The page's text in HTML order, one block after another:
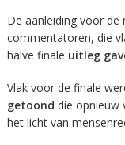
De aanleiding voor de
commentatoren, die
halve finale uitleg
Vlak voor de finale
getoond die opnieuw
het licht van